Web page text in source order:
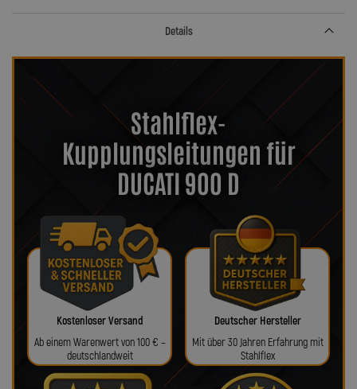
Details
Stahlflex-
Kupplungsleitungen für
DUCATI 900 D
Kostenloser Versand
Ab einem Warenwert von 100 € –
deutschlandweit
Deutscher Hersteller
Mit über 30 Jahren Erfahrung mit
Stahlflex